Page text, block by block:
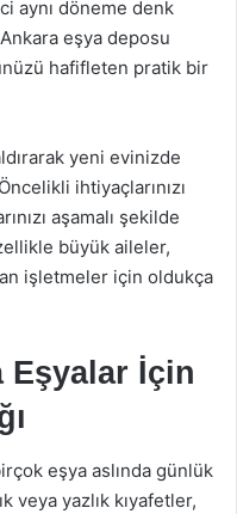
aynı döneme denk
eşya deposu
hafifleten pratik bir
yeni evinizde
ihtiyaçlarınızı
aşamalı şekilde
büyük aileler,
işletmeler için oldukça
Eşyalar İçin
eşya aslında günlük
veya yazlık kıyafetler,